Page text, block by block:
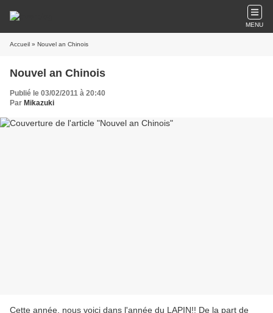
MENU
Accueil » Nouvel an Chinois
Nouvel an Chinois
Publié le 03/02/2011 à 20:40
Par Mikazuki
Cette année, nous voici dans l'année du LAPIN!! De la part de